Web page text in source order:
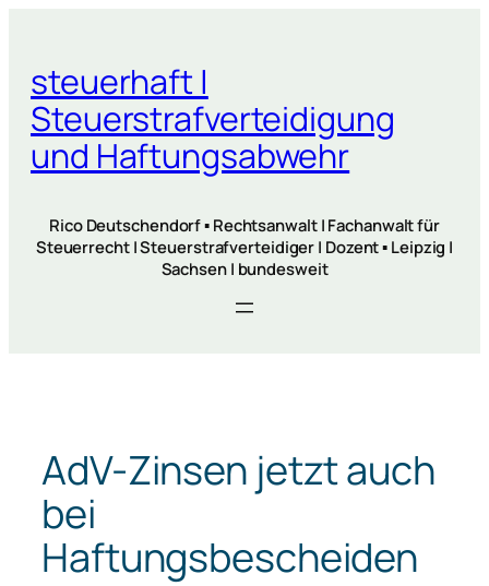
springen
steuerhaft |
Steuerstrafverteidigung
und Haftungsabwehr
Rico Deutschendorf ▪ Rechtsanwalt | Fachanwalt für
Steuerrecht | Steuerstrafverteidiger | Dozent ▪ Leipzig |
Sachsen | bundesweit
AdV-Zinsen jetzt auch
bei
Haftungsbescheiden